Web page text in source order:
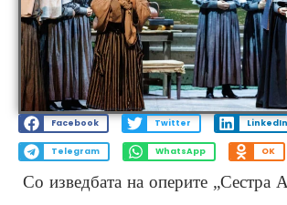
Facebook Twitter LinkedIn
Telegram WhatsApp OK
Со изведбата на оперите „Сестра